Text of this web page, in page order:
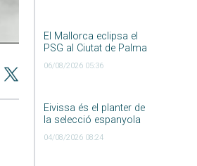
El Mallorca eclipsa el
PSG al Ciutat de Palma
06/08/2026 05:36
Eivissa és el planter de
la selecció espanyola
04/08/2026 08:24